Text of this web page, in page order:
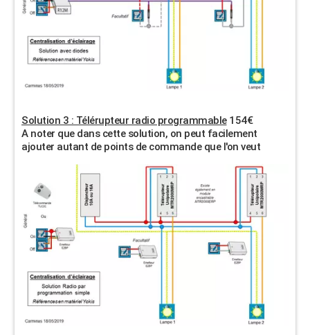
Solution 3 : Télérupteur radio programmable154€
A noter que dans cette solution, on peut facilement
ajouter autant de points de commande que l'on veut